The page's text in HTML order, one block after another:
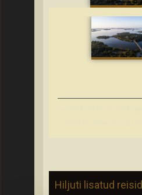
Hiljuti lisatud reisid